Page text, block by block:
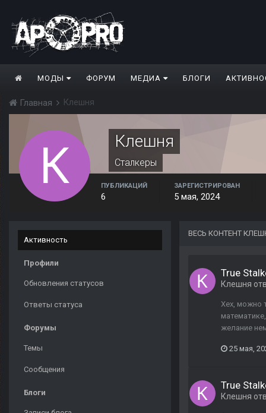
МОДЫ ФОРУМ МЕДИА БЛОГИ
Главная Клешня
Клешня
Сталкеры
ПУБЛИКАЦИЙ
6
ЗАРЕГИСТРИРОВАН
5 мая, 2024
Активность
Профили
Обновления статусов
Ответы статуса
Форумы
Темы
Сообщения
Блоги
ВЕСЬ КОНТЕНТ
True
Клешня
Хех, можно
желание
25 мая,
True
Клешня